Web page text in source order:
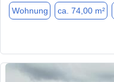
Wohnung ca. 74,00 m²